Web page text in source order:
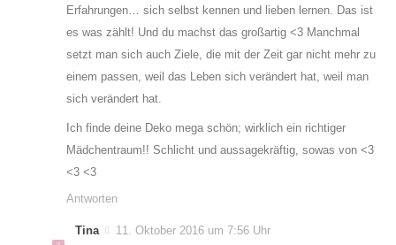
Erfahrungen… sich selbst kennen und lieben lernen. Das ist
es was zählt! Und du machst das großartig <3 Manchmal
setzt man sich auch Ziele, die mit der Zeit gar nicht mehr zu
einem passen, weil das Leben sich verändert hat, weil man
sich verändert hat.
Ich finde deine Deko mega schön; wirklich ein richtiger
Mädchentraum!! Schlicht und aussagekräftig, sowas von <3
<3 <3
Antworten
Tina
11. Oktober 2016 um 7:56 Uhr